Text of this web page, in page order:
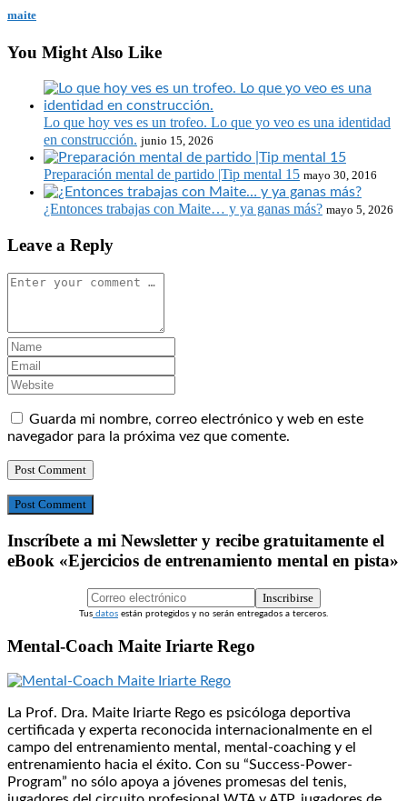
maite
You Might Also Like
Lo que hoy ves es un trofeo. Lo que yo veo es una identidad
en construcción. junio 15, 2026
Preparación mental de partido |Tip mental 15 mayo 30, 2016
¿Entonces trabajas con Maite… y ya ganas más? mayo 5, 2026
Leave a Reply
Guarda mi nombre, correo electrónico y web en este
navegador para la próxima vez que comente.
Post Comment
Inscríbete a mi Newsletter y recibe gratuitamente el
eBook «Ejercicios de entrenamiento mental en pista»
Inscribirse
Tus datos están protegidos y no serán entregados a terceros.
Mental-Coach Maite Iriarte Rego
La Prof. Dra. Maite Iriarte Rego es psicóloga deportiva
certificada y experta reconocida internacionalmente en el
campo del entrenamiento mental, mental-coaching y el
entrenamiento hacia el éxito. Con su “Success-Power-
Program” no sólo apoya a jóvenes promesas del tenis,